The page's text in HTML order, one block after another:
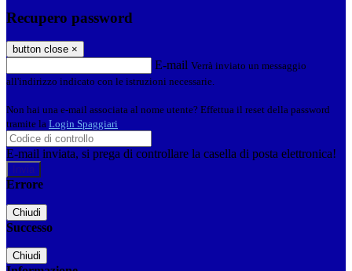
Recupero password
button close ×
E-mail Verrà inviato un messaggio
all'indirizzo indicato con le istruzioni necessarie.
Non hai una e-mail associata al nome utente? Effettua il reset della password
tramite la Login Spaggiari
E-mail inviata, si prega di controllare la casella di posta elettronica!
Errore
Chiudi
Successo
Chiudi